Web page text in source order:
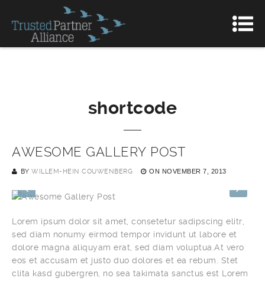
shortcode
AWESOME GALLERY POST
BY WILLEM-HEIN COUWENBERG ON NOVEMBER 7, 2013
Lorem ipsum dolor sit amet, consetetur sadipscing elitr,
sed diam nonumy eirmod tempor invidunt ut labore et
dolore magna aliquyam erat, sed diam voluptua.At vero
eos et accusam et justo duo dolores et ea rebum. Stet
clita kasd gubergren, no sea takimata sanctus est Lorem